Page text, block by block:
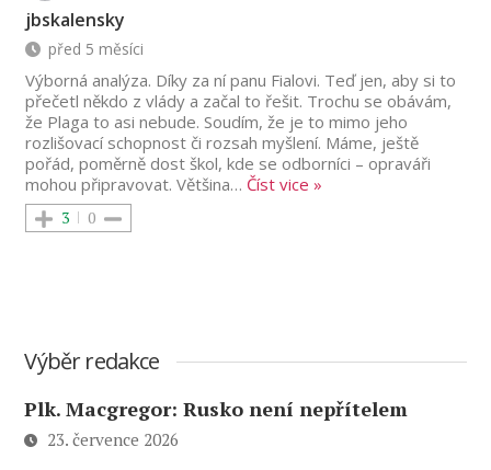
jbskalensky
před 5 měsíci
Výborná analýza. Díky za ní panu Fialovi. Teď jen, aby si to
přečetl někdo z vlády a začal to řešit. Trochu se obávám,
že Plaga to asi nebude. Soudím, že je to mimo jeho
rozlišovací schopnost či rozsah myšlení. Máme, ještě
pořád, poměrně dost škol, kde se odborníci – opraváři
mohou připravovat. Většina… Číst vice »
3 0
Výběr redakce
Plk. Macgregor: Rusko není nepřítelem
23. července 2026